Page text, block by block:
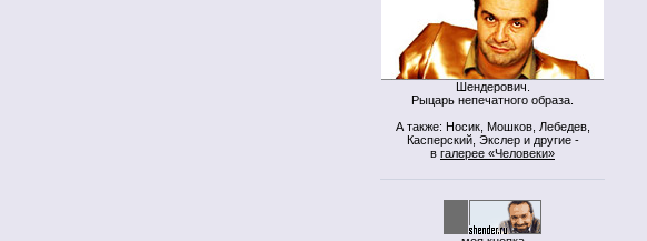
Шендерович.
Рыцарь непечатного образа.
А также: Носик, Мошков, Лебедев,
Касперский, Экслер и другие -
в галерее «Человеки»